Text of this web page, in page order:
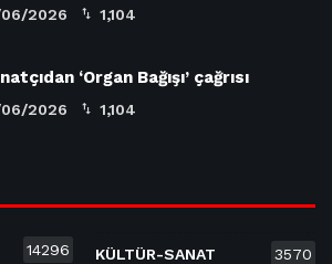
2026 1,104
‘Organ Bağışı’ çağrısı
2026 1,104
14296 KÜLTÜR-SANAT 3570